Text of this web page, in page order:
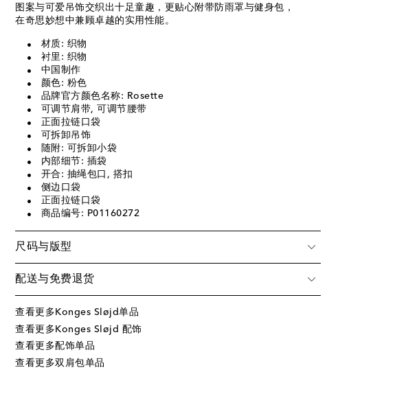
图案与可爱吊饰交织出十足童趣，更贴心附带防雨罩与健身包，
在奇思妙想中兼顾卓越的实用性能。
材质: 织物
衬里: 织物
中国制作
颜色: 粉色
品牌官方颜色名称: Rosette
可调节肩带, 可调节腰带
正面拉链口袋
可拆卸吊饰
随附: 可拆卸小袋
内部细节: 插袋
开合: 抽绳包口, 搭扣
侧边口袋
正面拉链口袋
商品编号: P01160272
尺码与版型
配送与免费退货
查看更多Konges Sløjd单品
查看更多Konges Sløjd 配饰
查看更多配饰单品
查看更多双肩包单品